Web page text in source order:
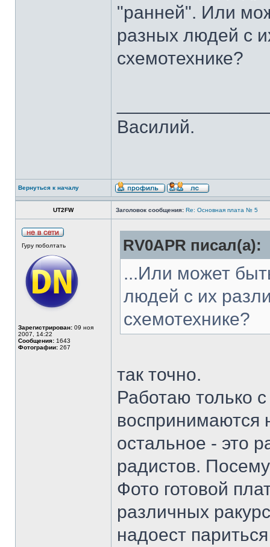
"ранней". Или
разных людей с
схемотехнике?
Василий.
Вернуться к началу
UT2FW Заголовок сообщения: Re: Основная плата № 5
Гуру поболтать
Зарегистрирован: 09 ноя
2007, 14:22
Сообщения: 1643
Фотографии: 267
RV0APR писал(а):
...Или может
людей с их
схемотехнике?
так точно.
Работаю только
воспринимаются
остальное - это
радистов.
Фото готовой
различных
надоест